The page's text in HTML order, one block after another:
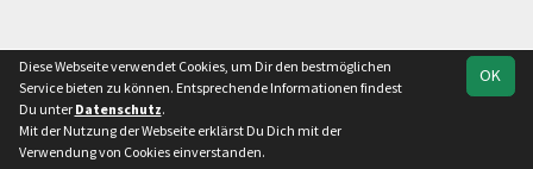
OK
Diese Webseite verwendet Cookies, um Dir den bestmöglichen
Service bieten zu können. Entsprechende Informationen findest
Du unter Datenschutz.
Mit der Nutzung der Webseite erklärst Du Dich mit der
Verwendung von Cookies einverstanden.